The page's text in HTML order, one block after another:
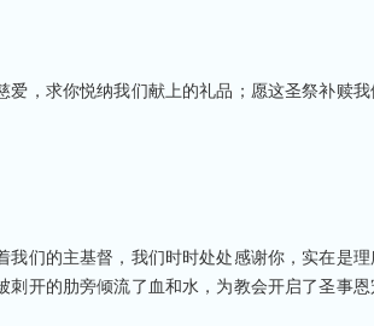
爱，求你悦纳我们献上的礼品；愿这圣祭补赎
我们的主基督，我们时时处处感谢你，实在是
刺开的肋旁倾流了血和水，为教会开启了圣事